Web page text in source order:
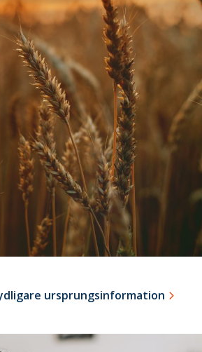
05
november
ursprungsinformation